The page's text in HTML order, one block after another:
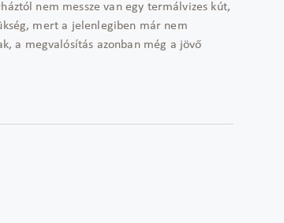
nem messze van egy termálvizes kút,
mert a jelenlegiben már nem
a megvalósítás azonban még a jövő